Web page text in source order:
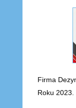
Firma
Roku 2023.